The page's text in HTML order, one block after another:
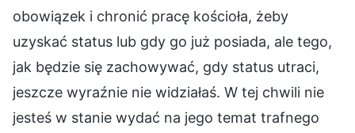
obowiązek i chronić pracę kościoła, żeby
uzyskać status lub gdy go już posiada, ale tego,
jak będzie się zachowywać, gdy status utraci,
jeszcze wyraźnie nie widziałaś. W tej chwili nie
jesteś w stanie wydać na jego temat trafnego